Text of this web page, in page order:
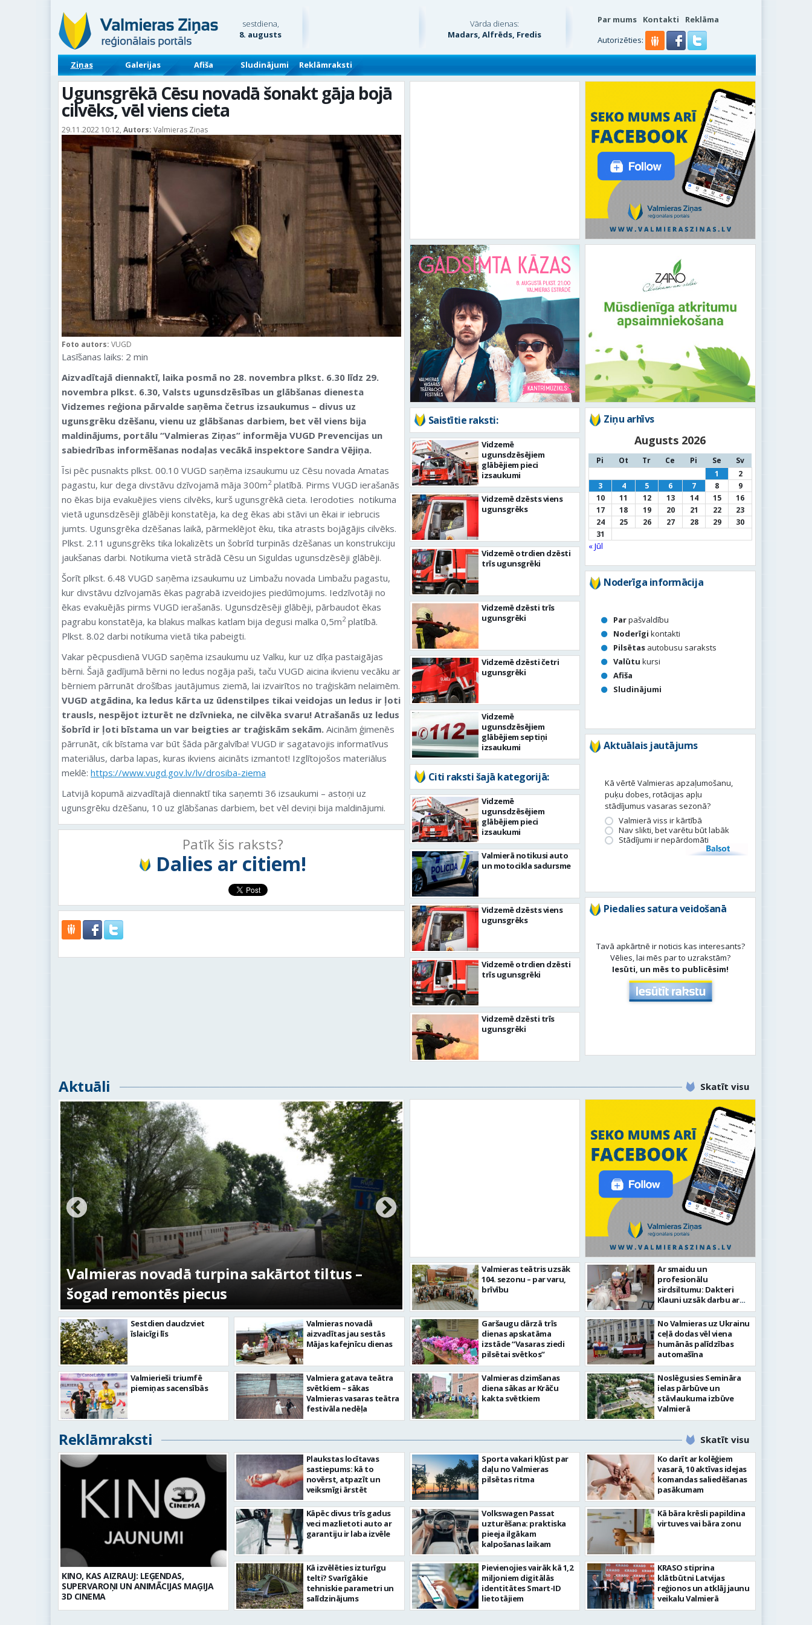
sestdiena,
8. augusts
Vārda dienas:
Madars, Alfrēds, Fredis
Par mums Kontakti
Reklāma
Autorizēties:
Ziņas Galerijas Afiša Sludinājumi Reklāmraksti
Ugunsgrēkā Cēsu novadā šonakt gāja bojā
cilvēks, vēl viens cieta
29.11.2022 10:12, Autors: Valmieras Ziņas
Foto autors: VUGD
Lasīšanas laiks: 2 min
Aizvadītajā diennaktī, laika posmā no 28. novembra plkst. 6.30 līdz 29.
novembra plkst. 6.30, Valsts ugunsdzēsības un glābšanas dienesta
Vidzemes reģiona pārvalde saņēma četrus izsaukumus – divus uz
ugunsgrēku dzēšanu, vienu uz glābšanas darbiem, bet vēl viens bija
maldinājums, portālu “Valmieras Ziņas” informēja VUGD Prevencijas un
sabiedrības informēšanas nodaļas vecākā inspektore Sandra Vējiņa.
Īsi pēc pusnakts plkst. 00.10 VUGD saņēma izsaukumu uz Cēsu novada Amatas
pagastu, kur dega divstāvu dzīvojamā māja 300m2platībā. Pirms VUGD ierašanās
no ēkas bija evakuējies viens cilvēks, kurš ugunsgrēkā cieta. Ierodoties notikuma
vietā ugunsdzēsēji glābēji konstatēja, ka deg ēkas abi stāvi un ēkai ir iebrucis
jumts. Ugunsgrēka dzēšanas laikā, pārmeklējot ēku, tika atrasts bojāgājis cilvēks.
Plkst. 2.11 ugunsgrēks tika lokalizēts un šobrīd turpinās dzēšanas un konstrukciju
jaukšanas darbi. Notikuma vietā strādā Cēsu un Siguldas ugunsdzēsēji glābēji.
Šorīt plkst. 6.48 VUGD saņēma izsaukumu uz Limbažu novada Limbažu pagastu,
kur divstāvu dzīvojamās ēkas pagrabā izveidojies piedūmojums. Iedzīvotāji no
ēkas evakuējās pirms VUGD ierašanās. Ugunsdzēsēji glābēji, pārbaudot ēkas
pagrabu konstatēja, ka blakus malkas katlam bija degusi malka 0,5m2platībā.
Plkst. 8.02 darbi notikuma vietā tika pabeigti.
Vakar pēcpusdienā VUGD saņēma izsaukumu uz Valku, kur uz dīķa pastaigājas
bērni. Šajā gadījumā bērni no ledus nogāja paši, taču VUGD aicina ikvienu vecāku ar
bērniem pārrunāt drošības jautājumus ziemā, lai izvairītos no traģiskām nelaimēm.
VUGD atgādina, ka ledus kārta uz ūdenstilpes tikai veidojas un ledus ir ļoti
trausls, nespējot izturēt ne dzīvnieka, ne cilvēka svaru! Atrašanās uz ledus
šobrīd ir ļoti bīstama un var beigties ar traģiskām sekām. Aicinām ģimenēs
pārrunāt, cik bīstama var būt šāda pārgalvība! VUGD ir sagatavojis informatīvus
materiālus, darba lapas, kuras ikviens aicināts izmantot! Izglītojošos materiālus
meklē: https://www.vugd.gov.lv/lv/drosiba-ziema
Latvijā kopumā aizvadītajā diennaktī tika saņemti 36 izsaukumi – astoņi uz
ugunsgrēku dzēšanu, 10 uz glābšanas darbiem, bet vēl deviņi bija maldinājumi.
Patīk šis raksts?
Dalies ar citiem!
Saistītie raksti:
Vidzemē
ugunsdzēsējiem
glābējiem pieci
izsaukumi
Vidzemē dzēsts viens
ugunsgrēks
Vidzemē otrdien dzēsti
trīs ugunsgrēki
Vidzemē dzēsti trīs
ugunsgrēki
Vidzemē dzēsti četri
ugunsgrēki
Vidzemē
ugunsdzēsējiem
glābējiem septiņi
izsaukumi
Citi raksti šajā kategorijā:
Vidzemē
ugunsdzēsējiem
glābējiem pieci
izsaukumi
Valmierā notikusi auto
un motocikla sadursme
Vidzemē dzēsts viens
ugunsgrēks
Vidzemē otrdien dzēsti
trīs ugunsgrēki
Vidzemē dzēsti trīs
ugunsgrēki
Ziņu arhīvs
Augusts 2026
Pi Ot Tr Ce Pi Se
Sv
1
2
3
4 5 6 7 8
9
10
11 12 13 14 15
16
17
18 19 20 21 22
23
24
25 26 27 28 29
30
31
« Jūl
Noderīga informācija
Parpašvaldību
Noderīgi kontakti
Pilsētas autobusu saraksts
Valūtu kursi
Afiša
Sludinājumi
Aktuālais jautājums
Kā vērtē Valmieras apzaļumošanu,
puķu dobes, rotācijas apļu
stādījumus vasaras sezonā?
Valmierā viss ir kārtībā
Nav slikti, bet varētu būt labāk
Stādījumi ir nepārdomāti
Balsot
Piedalies satura veidošanā
Tavā apkārtnē ir noticis kas interesants?
Vēlies, lai mēs par to uzrakstām?
Iesūti, un mēs to publicēsim!
Aktuāli Skatīt visu
Valmieras novadā turpina sakārtot tiltus –
šogad remontēs piecus
No pagaidu teātra līdz laikmetīgās kultūras
centram – kā attīstīsies “Kurtuve”
Sestdien daudzviet
īslaicīgi līs
Valmierieši triumfē
piemiņas sacensībās
Valmieras novadā
aizvadītas jau sestās
Mājas kafejnīcu dienas
Valmiera gatava teātra
svētkiem – sākas
Valmieras vasaras teātra
festivāla nedēļa
Valmieras teātris uzsāk
104. sezonu – par varu,
brīvību
Garšaugu dārzā trīs
dienas apskatāma
izstāde “Vasaras ziedi
pilsētai svētkos”
Valmieras dzimšanas
diena sākas ar Krāču
kakta svētkiem
Ar smaidu un
profesionālu
sirdsiltumu: Dakteri
Klauni uzsāk darbu ar
senioriem Vidzemes
slimnīcā
No Valmieras uz Ukrainu
ceļā dodas vēl viena
humānās palīdzības
automašīna
Noslēgusies Semināra
ielas pārbūve un
stāvlaukuma izbūve
Valmierā
Reklāmraksti Skatīt visu
KINO, KAS AIZRAUJ: LEĢENDAS,
SUPERVAROŅI UN ANIMĀCIJAS MAĢIJA
3D CINEMA
Plaukstas locītavas
sastiepums: kā to
novērst, atpazīt un
veiksmīgi ārstēt
Kāpēc divus trīs gadus
veci mazlietoti auto ar
garantiju ir laba izvēle
Kā izvēlēties izturīgu
telti? Svarīgākie
tehniskie parametri un
salīdzinājums
Sporta vakari kļūst par
daļu no Valmieras
pilsētas ritma
Volkswagen Passat
uzturēšana: praktiska
pieeja ilgākam
kalpošanas laikam
Pievienojies vairāk kā 1,2
miljoniem digitālās
identitātes Smart-ID
lietotājiem
Ko darīt ar kolēģiem
vasarā, 10 aktīvas idejas
komandas saliedēšanas
pasākumam
Kā bāra krēsli papildina
virtuves vai bāra zonu
KRASO stiprina
klātbūtni Latvijas
reģionos un atklāj jaunu
veikalu Valmierā